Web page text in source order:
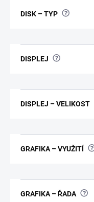
DISK – TYP ?
DISPLEJ ?
DISPLEJ – VELIKOST
GRAFIKA – VYUŽITÍ ?
GRAFIKA – ŘADA ?